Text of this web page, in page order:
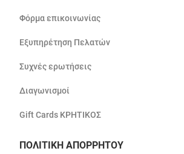
Φόρμα επικοινωνίας
Εξυπηρέτηση Πελατών
Συχνές ερωτήσεις
Διαγωνισμοί
Gift Cards ΚΡΗΤΙΚΟΣ
ΠΟΛΙΤΙΚΗ ΑΠΟΡΡΗΤΟΥ